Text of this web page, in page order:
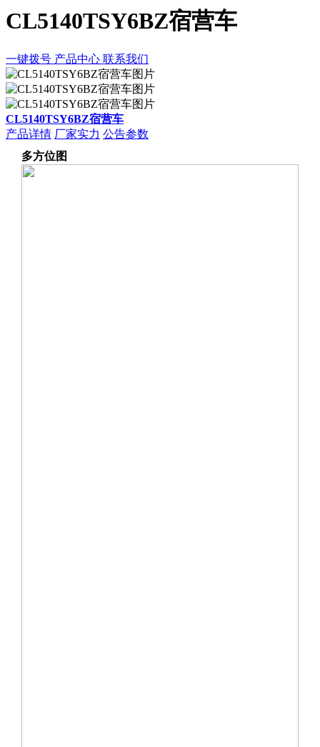
CL5140TSY6BZ宿营车
一键拨号 产品中心 联系我们
CL5140TSY6BZ宿营车
产品详情 厂家实力 公告参数
多方位图